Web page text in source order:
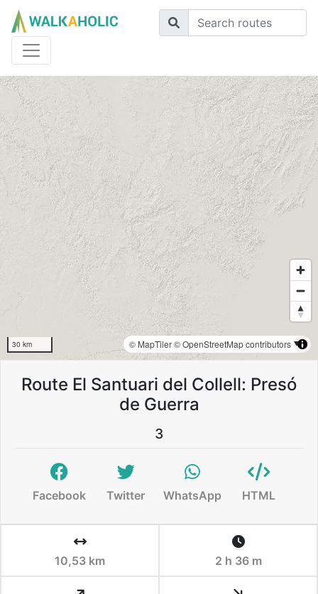
30 km © MapTiler© OpenStreetMap contributors
Route El Santuari del Collell: Presó
de Guerra
3
Facebook Twitter WhatsApp HTML
10,53 km 2 h 36 m